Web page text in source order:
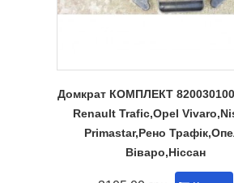
Домкрат КОМПЛЕКТ
Renault Trafic,Opel
Primastar,Рено
Віваро,Ніссан